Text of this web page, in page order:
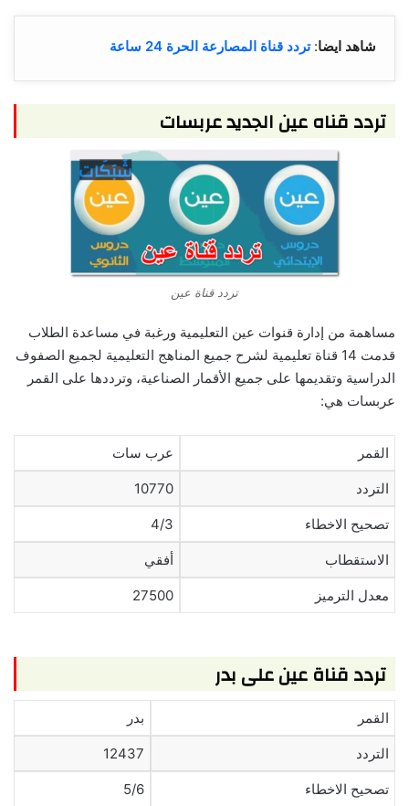
شاهد ايضا:تردد قناة المصارعة الحرة 24 ساعة
تردد قناه عين الجديد عربسات
تردد قناة عين
مساهمة من إدارة قنوات عين التعليمية ورغبة في مساعدة الطلاب
قدمت 14 قناة تعليمية لشرح جميع المناهج التعليمية لجميع الصفوف
الدراسية وتقديمها على جميع الأقمار الصناعية، وترددها على القمر
عربسات هي:
القمر عرب سات
التردد 10770
تصحيح الاخطاء 4/3
الاستقطاب أفقي
معدل الترميز 27500
تردد قناة عين على بدر
القمر بدر
التردد 12437
تصحيح الاخطاء 5/6